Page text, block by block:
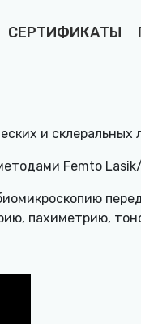
СЕРТИФИКАТЫ
и склеральных
Femto Lasik/
пахиметрию,